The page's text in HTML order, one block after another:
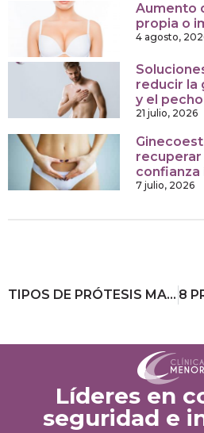
Aumento
propia o
4 agosto,
reducir la
y el pecho
21 julio, 2026
confianza
7 julio, 2026
TIPOS DE PRÓTESIS MAMARIAS
Líderes en
seguridad e